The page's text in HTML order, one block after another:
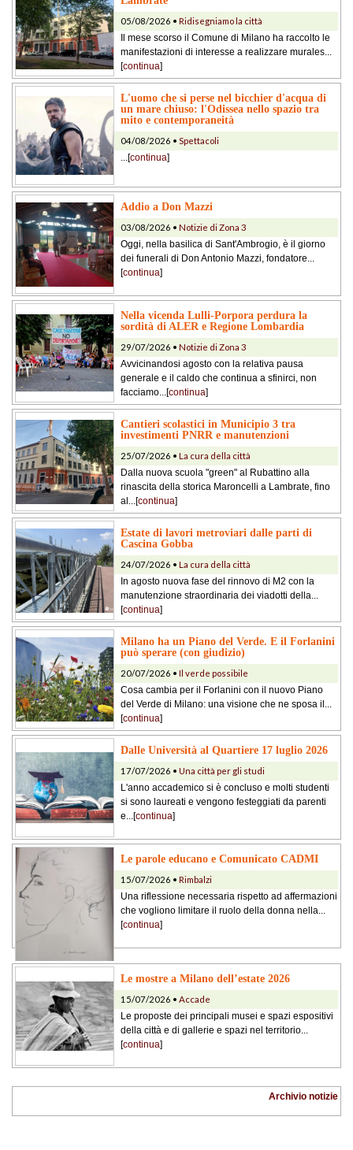
05/08/2026 • Ridisegniamo la città
Il mese scorso il Comune di Milano ha raccolto le
manifestazioni di interesse a realizzare murales...
[continua]
L'uomo che si perse nel bicchier d'acqua di
un mare chiuso: l'Odissea nello spazio tra
mito e contemporaneità
04/08/2026 • Spettacoli
...[continua]
Addio a Don Mazzi
03/08/2026 • Notizie di Zona 3
Oggi, nella basilica di Sant'Ambrogio, è il giorno
dei funerali di Don Antonio Mazzi, fondatore...
[continua]
Nella vicenda Lulli-Porpora perdura la
sordità di ALER e Regione Lombardia
29/07/2026 • Notizie di Zona 3
Avvicinandosi agosto con la relativa pausa
generale e il caldo che continua a sfinirci, non
facciamo...[continua]
Cantieri scolastici in Municipio 3 tra
investimenti PNRR e manutenzioni
25/07/2026 • La cura della città
Dalla nuova scuola "green" al Rubattino alla
rinascita della storica Maroncelli a Lambrate, fino
al...[continua]
Estate di lavori metroviari dalle parti di
Cascina Gobba
24/07/2026 • La cura della città
In agosto nuova fase del rinnovo di M2 con la
manutenzione straordinaria dei viadotti della...
[continua]
Milano ha un Piano del Verde. E il Forlanini
può sperare (con giudizio)
20/07/2026 • Il verde possibile
Cosa cambia per il Forlanini con il nuovo Piano
del Verde di Milano: una visione che ne sposa il...
[continua]
Dalle Università al Quartiere 17 luglio 2026
17/07/2026 • Una città per gli studi
L'anno accademico si è concluso e molti studenti
si sono laureati e vengono festeggiati da parenti
e...[continua]
Le parole educano e Comunicato CADMI
15/07/2026 • Rimbalzi
Una riflessione necessaria rispetto ad affermazioni
che vogliono limitare il ruolo della donna nella...
[continua]
Le mostre a Milano dell’estate 2026
15/07/2026 • Accade
Le proposte dei principali musei e spazi espositivi
della città e di gallerie e spazi nel territorio...
[continua]
Archivio notizie